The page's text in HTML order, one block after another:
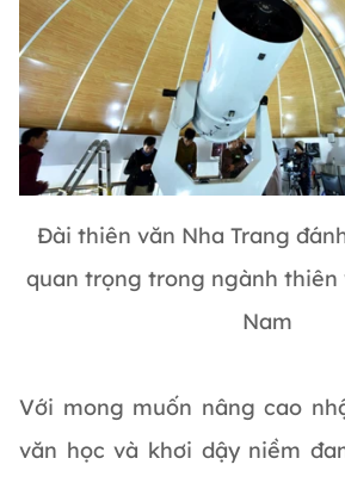
Đài thiên văn Nha Trang
quan trọng trong ngành
Nam
Với mong muốn nâng cao
văn học và khơi dậy niềm